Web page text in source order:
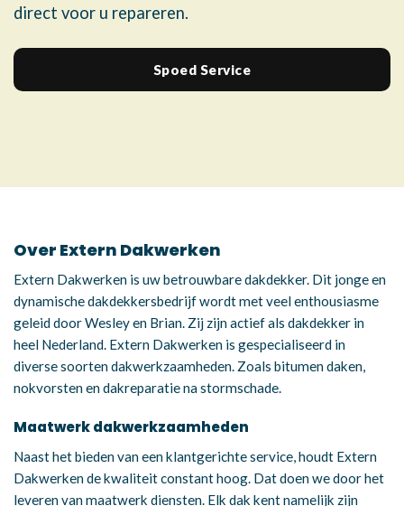
direct voor u repareren.
Spoed Service
Over Extern Dakwerken
Extern Dakwerken is uw betrouwbare dakdekker. Dit jonge en
dynamische dakdekkersbedrijf wordt met veel enthousiasme
geleid door Wesley en Brian. Zij zijn actief als dakdekker in
heel Nederland. Extern Dakwerken is gespecialiseerd in
diverse soorten dakwerkzaamheden. Zoals bitumen daken,
nokvorsten en dakreparatie na stormschade.
Maatwerk dakwerkzaamheden
Naast het bieden van een klantgerichte service, houdt Extern
Dakwerken de kwaliteit constant hoog. Dat doen we door het
leveren van maatwerk diensten. Elk dak kent namelijk zijn